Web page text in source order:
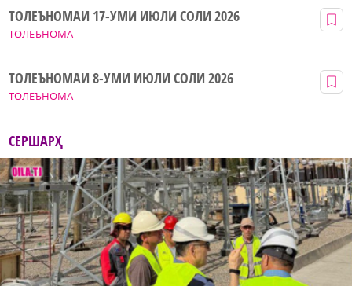
ТОЛЕЪНОМА
ТОЛЕЪНОМАИ 17-УМИ ИЮЛИ СОЛИ 2026
ТОЛЕЪНОМА
ТОЛЕЪНОМАИ 8-УМИ ИЮЛИ СОЛИ 2026
СЕРШАРҲ